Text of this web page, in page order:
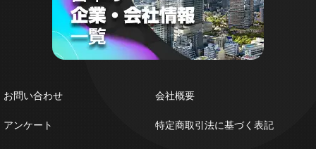
お問い合わせ
アンケート
会社概要
特定商取引法に基づく表記